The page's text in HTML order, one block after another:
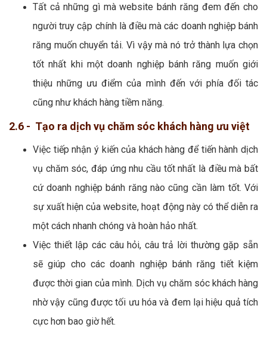
Tất cả những gì mà website bánh răng đem đến cho
người truy cập chính là điều mà các doanh nghiệp bánh
răng muốn chuyển tải. Vì vậy mà nó trở thành lựa chọn
tốt nhất khi một doanh nghiệp bánh răng muốn giới
thiệu những ưu điểm của mình đến với phía đối tác
cũng như khách hàng tiềm năng.
2.6 - Tạo ra dịch vụ chăm sóc khách hàng ưu việt
Việc tiếp nhận ý kiến của khách hàng để tiến hành dịch
vụ chăm sóc, đáp ứng nhu cầu tốt nhất là điều mà bất
cứ doanh nghiệp bánh răng nào cũng cần làm tốt. Với
sự xuất hiện của website, hoạt động này có thể diễn ra
một cách nhanh chóng và hoàn hảo nhất.
Việc thiết lập các câu hỏi, câu trả lời thường gặp sẵn
sẽ giúp cho các doanh nghiệp bánh răng tiết kiệm
được thời gian của mình. Dịch vụ chăm sóc khách hàng
nhờ vậy cũng được tối ưu hóa và đem lại hiệu quả tích
cực hơn bao giờ hết.